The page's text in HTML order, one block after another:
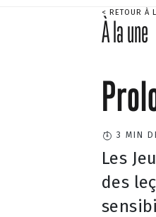
< RETOUR À
À la une
3 MIN
Les
des